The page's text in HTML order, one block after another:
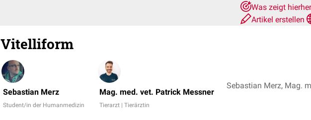
Was zeigt
Artikel erstellen
Vitelliform
Sebastian Merz
Student/in der Humanmedizin
Mag. med. vet. Patrick Messner
Tierarzt | Tierärztin
Sebastian Merz, Mag.